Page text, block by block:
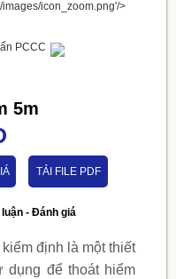
PCCC
5m
TẢI FILE PDF
luận - Đánh giá
định là một thiết
để thoát hiểm